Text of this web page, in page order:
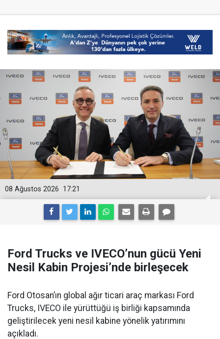
17:21
08 Ağustos 2026
Ford Trucks ve IVECO’nun gücü Yeni
Nesil Kabin Projesi’nde birleşecek
Ford Otosan’ın global ağır ticari araç markası Ford
Trucks, IVECO ile yürüttüğü iş birliği kapsamında
geliştirilecek yeni nesil kabine yönelik yatırımını
açıkladı.